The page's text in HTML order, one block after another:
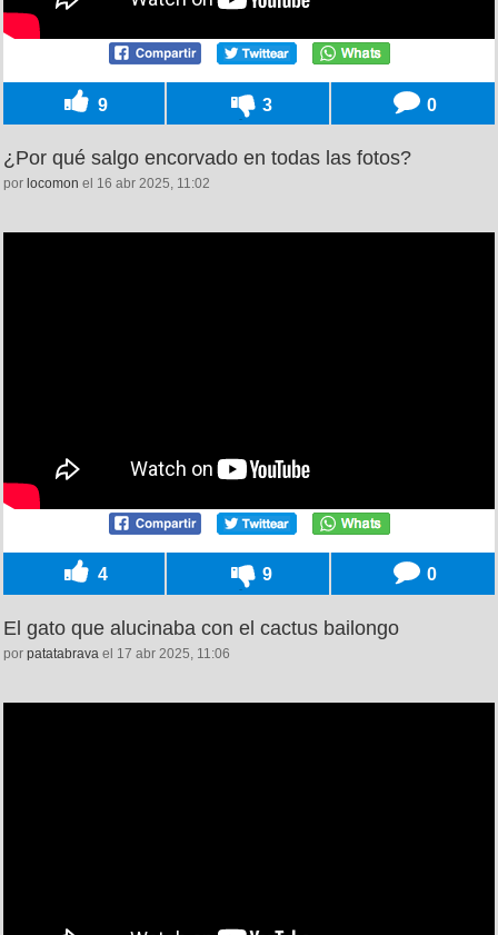
9 3 0
¿Por qué salgo encorvado en todas las fotos?
por locomon el 16 abr 2025, 11:02
4 9 0
El gato que alucinaba con el cactus bailongo
por patatabrava el 17 abr 2025, 11:06